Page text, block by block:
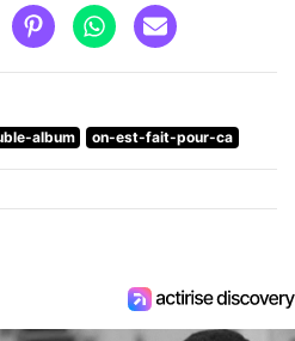
album on-est-fait-pour-ca